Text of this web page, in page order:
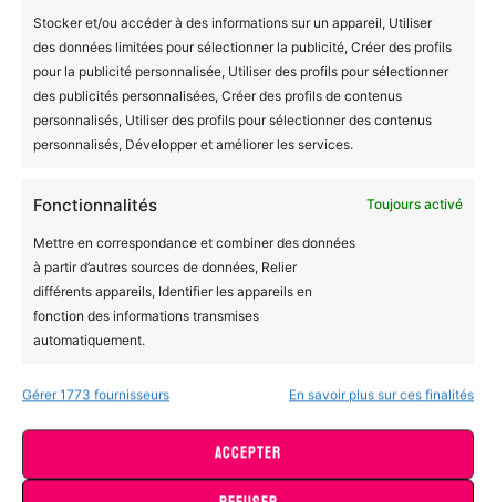
Stocker et/ou accéder à des informations sur un appareil, Utiliser
des données limitées pour sélectionner la publicité, Créer des profils
pour la publicité personnalisée, Utiliser des profils pour sélectionner
des publicités personnalisées, Créer des profils de contenus
personnalisés, Utiliser des profils pour sélectionner des contenus
personnalisés, Développer et améliorer les services.
Fonctionnalités Toujours activé
Mettre en correspondance et combiner des données
à partir d’autres sources de données, Relier
différents appareils, Identifier les appareils en
fonction des informations transmises
automatiquement.
Utiliser des données de géolocalisation précises,
Identifier les appareils à partir des informations
demandées explicitement.
Gérer 1773 fournisseurs En savoir plus sur ces finalités
ACCEPTER
BOMC
A propos de nous
Demander une personnalisation
Contactez-nous
Politique de cookies
Conditions générales
Avertissement